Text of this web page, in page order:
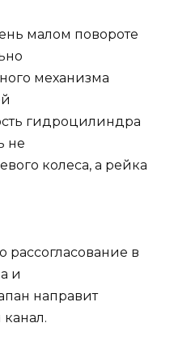
малом повороте
механизма
гидроцилиндра
не
колеса, а рейка
рассогласование в
и
направит